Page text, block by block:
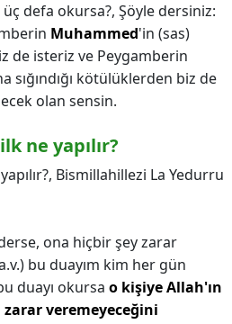
defa okursa?, Şöyle dersiniz:
Muhammed'in (sas)
de isteriz ve Peygamberin
sığındığı kötülüklerden biz de
olan sensin.
ne yapılır?
Bismillahillezi La Yedurru
ona hiçbir şey zarar
bu duayım kim her gün
duayı okursa o kişiye Allah'ın
veremeyeceğini